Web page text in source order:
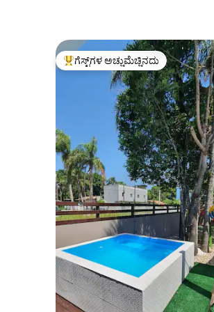
ಗೆಸ್ಟ್‌ಗಳಿಗೆ ಅತಿ ಹೆಚ್ಚು ಅಚ್ಚುಮೆಚ್ಚಿನದು
ಗೆಸ್ಟ್‌ಗಳ ಅಚ್ಚುಮೆಚ್ಚಿನದು